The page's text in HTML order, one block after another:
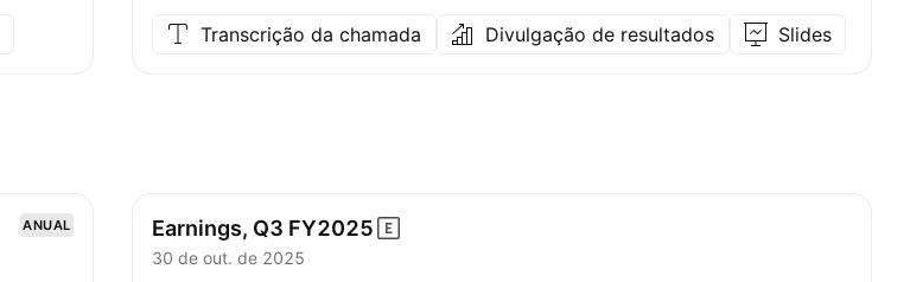
Transcrição da chamada Divulgação de resultados Slides
ANUAL Earnings, Q3 FY2025
30 de out. de 2025